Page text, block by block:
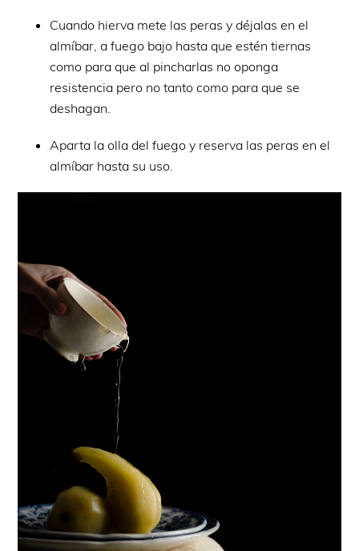
Cuando hierva mete las peras y déjalas en el
almíbar, a fuego bajo hasta que estén tiernas
como para que al pincharlas no oponga
resistencia pero no tanto como para que se
deshagan.
Aparta la olla del fuego y reserva las peras en el
almíbar hasta su uso.